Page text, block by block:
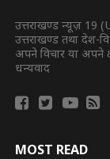
उत्तराखण्ड न्यूज़ 19
उत्तराखण्ड तथा देश-
अपने विचार या अपने
धन्यवाद
MOST READ